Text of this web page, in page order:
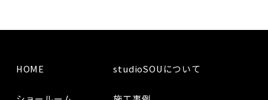
HOME studioSOUについて